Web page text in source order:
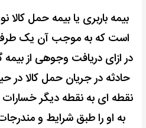
بیمه باربری یا بیمه حمل
است که به موجب آن یک طرف
در ازای دریافت وجوهی از بیمه
حادثه در جریان حمل کالا در
نقطه ای به نقطه دیگر خسارات
به او را طبق شرایط و